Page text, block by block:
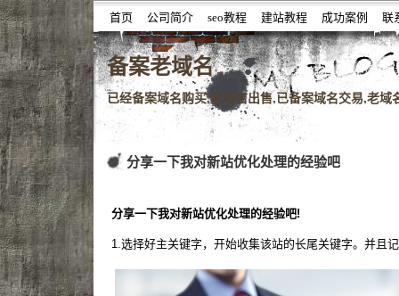
首页 公司简介 seo教程 建站教程 成功案例 联
噆噇已备案域名百度权重域名老域名购买,老域名交易,
备案老域名
已经备案域名购买,老域名出售,已备案域名交易,老
分享一下我对新站优化处理的经验吧
分享一下我对新站优化处理的经验吧!
1.选择好主关键字，开始收集该站的长尾关键字。并且